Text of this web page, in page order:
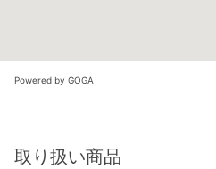
Powered by GOGA
取り扱い商品